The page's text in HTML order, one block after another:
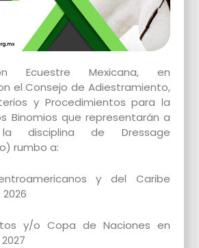
Ecuestre Mexicana, en
elConsejo de Adiestramiento,
y Procedimientos para la
Binomios que representarán a
disciplina de Dressage
rumbo a:
y del Caribe
y/o Copa de Naciones en